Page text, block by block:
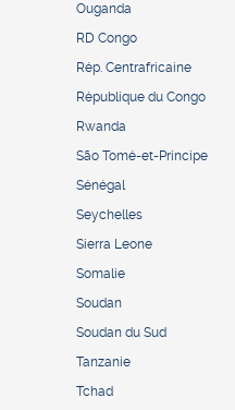
Ouganda
RD Congo
Rép. Centrafricaine
République du Congo
Rwanda
São Tomé-et-Principe
Sénégal
Seychelles
Sierra Leone
Somalie
Soudan
Soudan du Sud
Tanzanie
Tchad